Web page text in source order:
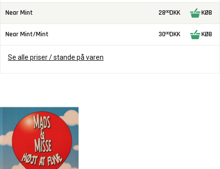
Near Mint 2800DKK KØB
Near Mint/Mint 3000DKK KØB
Se alle priser / stande på varen